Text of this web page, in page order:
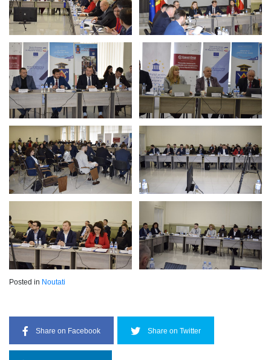
Posted in Noutati
Share on Facebook Share on Twitter